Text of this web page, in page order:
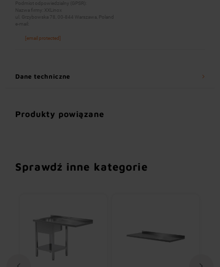
Podmiot odpowiedzialny (GPSR):
Nazwa firmy: XXLinox
ul. Grzybowska 78, 00-844 Warszawa, Poland
e-mail:
[email protected]
Dane techniczne
Produkty powiązane
Sprawdź inne kategorie